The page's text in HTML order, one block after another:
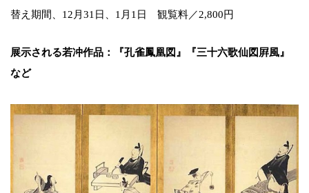
替え期間、12月31日、1月1日 観覧料／2,800円
展示される若冲作品：『孔雀鳳凰図』『三十六歌仙図屛風』
など